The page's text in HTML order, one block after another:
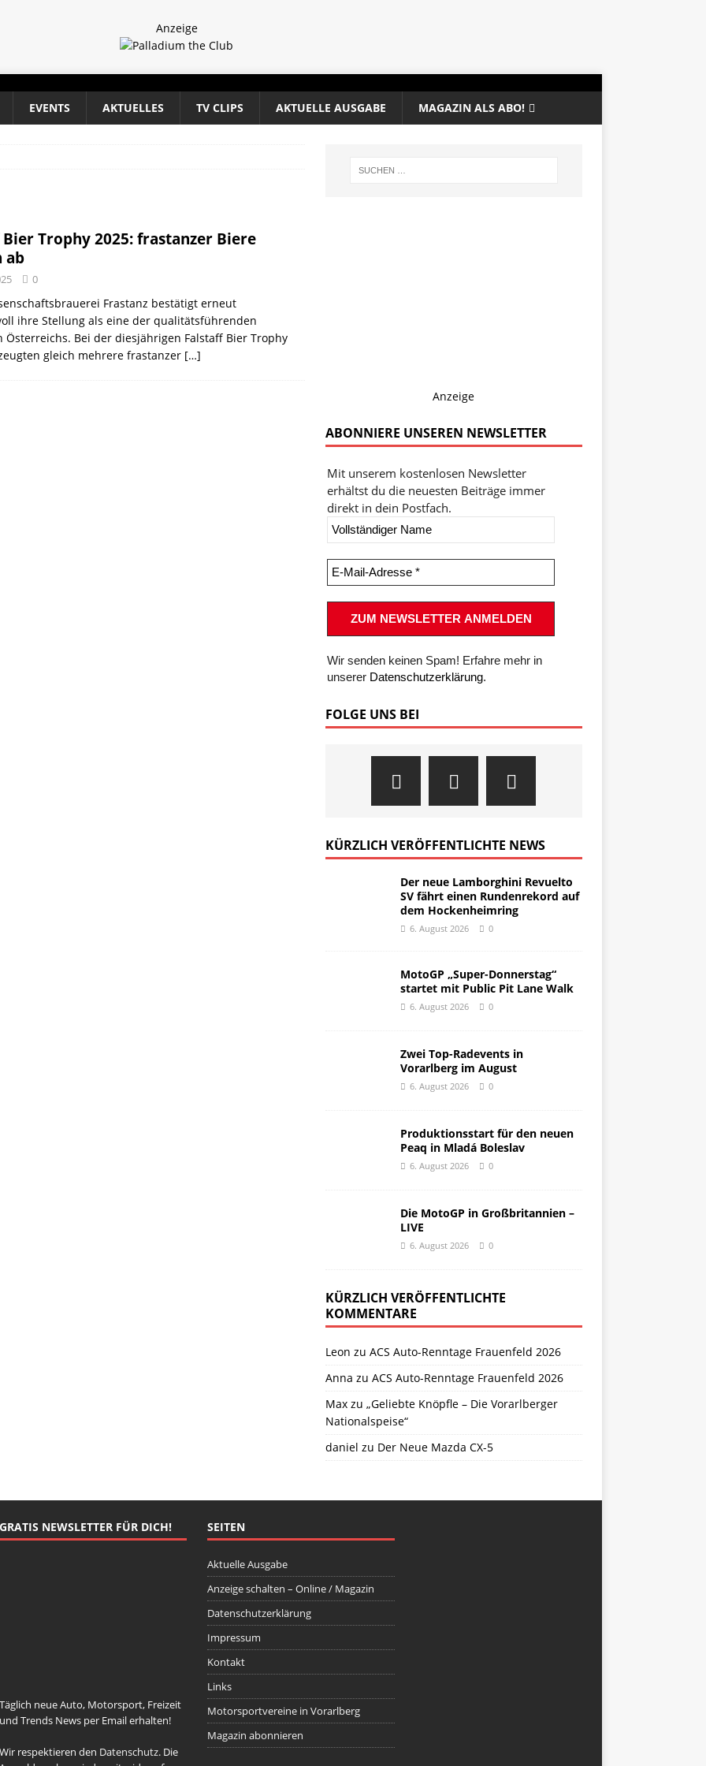
Anzeige
EVENTS AKTUELLES TV CLIPS AKTUELLE AUSGABE MAGAZIN ALS ABO!
Trophy 2025: frastanzer Biere
ab
0
Frastanz bestätigt erneut
ihre Stellung als eine der qualitätsführenden
Österreichs. Bei der diesjährigen Falstaff Bier Trophy
gleich mehrere frastanzer […]
Anzeige
ABONNIERE UNSEREN NEWSLETTER
Mit unserem kostenlosen Newsletter
erhältst du die neuesten Beiträge immer
direkt in dein Postfach.
Wir senden keinen Spam! Erfahre mehr in
unserer Datenschutzerklärung.
FOLGE UNS BEI
KÜRZLICH VERÖFFENTLICHTE NEWS
Der neue Lamborghini Revuelto
SV fährt einen Rundenrekord auf
dem Hockenheimring
6. August 2026 0
MotoGP „Super-Donnerstag“
startet mit Public Pit Lane Walk
6. August 2026 0
Zwei Top-Radevents in
Vorarlberg im August
6. August 2026 0
Produktionsstart für den neuen
Peaq in Mladá Boleslav
6. August 2026 0
Die MotoGP in Großbritannien –
LIVE
6. August 2026 0
KÜRZLICH VERÖFFENTLICHTE
KOMMENTARE
Leon zu ACS Auto-Renntage Frauenfeld 2026
Anna zu ACS Auto-Renntage Frauenfeld 2026
Maxzu „Geliebte Knöpfle – Die Vorarlberger
Nationalspeise“
daniel zu Der Neue Mazda CX-5
GRATIS NEWSLETTER FÜR DICH!
Täglich neue Auto, Motorsport, Freizeit
und Trends News per Email erhalten!
Wir respektieren den Datenschutz. Die
SEITEN
Aktuelle Ausgabe
Anzeige schalten – Online / Magazin
Datenschutzerklärung
Impressum
Kontakt
Links
Motorsportvereine in Vorarlberg
Magazin abonnieren